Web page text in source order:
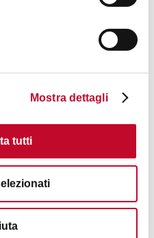
Mostra dettagli
tutti